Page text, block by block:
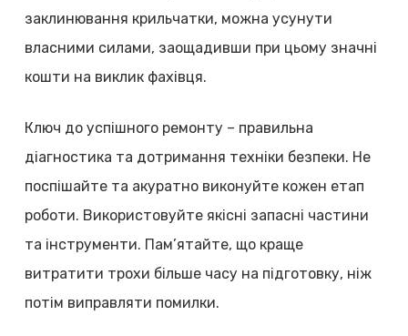
заклинювання крильчатки, можна усунути
власними силами, заощадивши при цьому значні
кошти на виклик фахівця.
Ключ до успішного ремонту – правильна
діагностика та дотримання техніки безпеки. Не
поспішайте та акуратно виконуйте кожен етап
роботи. Використовуйте якісні запасні частини
та інструменти. Пам’ятайте, що краще
витратити трохи більше часу на підготовку, ніж
потім виправляти помилки.